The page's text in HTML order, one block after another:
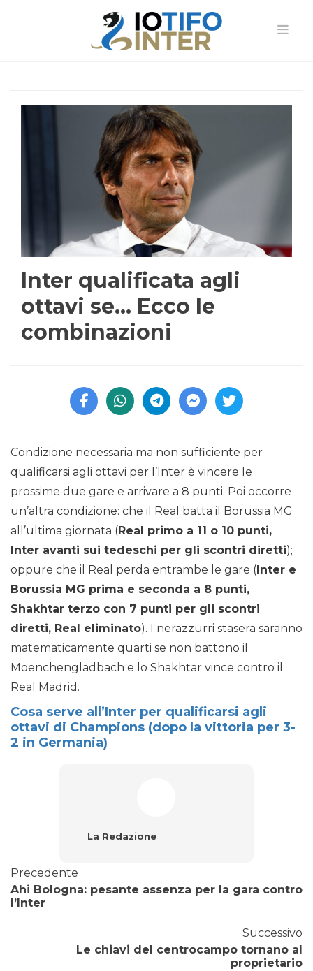
Inter qualificata agli
ottavi se… Ecco le
combinazioni
Condizione necessaria ma non sufficiente per
qualificarsi agli ottavi per l’Inter è vincere le
prossime due gare e arrivare a 8 punti. Poi occorre
un’altra condizione: che il Real batta il Borussia MG
all’ultima giornata (Real primo a 11 o 10 punti,
Inter avanti sui tedeschi per gli scontri diretti);
oppure che il Real perda entrambe le gare (Inter e
Borussia MG prima e seconda a 8 punti,
Shakhtar terzo con 7 punti per gli scontri
diretti, Real eliminato). I nerazzurri stasera saranno
matematicamente quarti se non battono il
Moenchengladbach e lo Shakhtar vince contro il
Real Madrid.
Cosa serve all’Inter per qualificarsi agli
ottavi di Champions (dopo la vittoria per 3-
2 in Germania)
La Redazione
Precedente
Ahi Bologna: pesante assenza per la gara contro
l’Inter
Successivo
Le chiavi del centrocampo tornano al
proprietario